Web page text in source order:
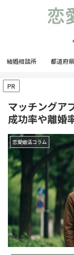
結婚相談所 都道府
PR
マッチングア
成功率や離婚
恋愛婚活コラム